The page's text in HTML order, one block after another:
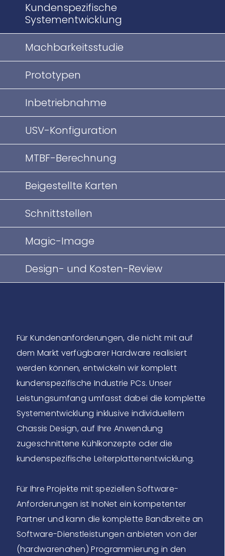
Kundenspezifische
Systementwicklung
Machbarkeitsstudie
Prototypen
Inbetriebnahme
USV-Konfiguration
MTBF-Berechnung
Beigestellte Karten
Schnittstellen
Magic-Image
Design- und Kosten-Review
Für Kundenanforderungen, die nicht mit auf
dem Markt verfügbarer Hardware realisiert
werden können, entwickeln wir komplett
kundenspezifische Industrie PCs. Unser
Leistungsumfang umfasst dabei die komplette
Systementwicklung inklusive individuellem
Chassis Design, auf Ihre Anwendung
zugeschnittene Kühlkonzepte oder die
kundenspezifische Leiterplattenentwicklung.
Für Ihre Projekte mit speziellen Software-
Anforderungen ist InoNet ein kompetenter
Partner und kann die komplette Bandbreite an
Software-Dienstleistungen anbieten von der
(hardwarenahen) Programmierung in den